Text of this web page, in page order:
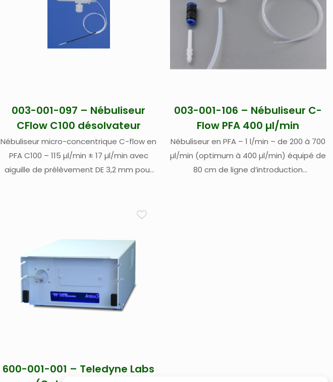
003-001-097 – Nébuliseur
CFlow C100 désolvateur
Nébuliseur micro-concentrique C-flow en
PFA C100 – 115 µl/min ± 17 µl/min avec
aiguille de prélèvement DE 3,2 mm pour
pour CETAC Aridus, ESI Apex ou Nu
003-001-106 – Nébuliseur C-
Flow PFA 400 µl/min
Nébuliseur en PFA – 1 l/min – de 200 à 700
µl/min (optimum à 400 µl/min) équipé de
80 cm de ligne d’introduction
600-001-001 – Teledyne Labs